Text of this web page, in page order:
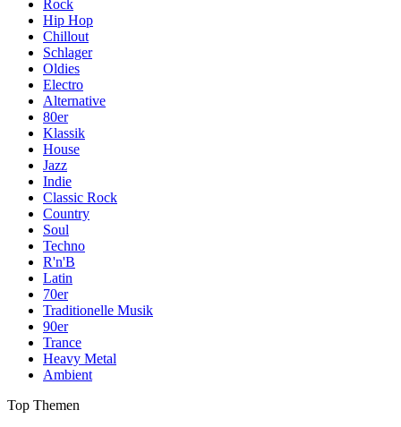
Rock
Hip Hop
Chillout
Schlager
Oldies
Electro
Alternative
80er
Klassik
House
Jazz
Indie
Classic Rock
Country
Soul
Techno
R'n'B
Latin
70er
Traditionelle Musik
90er
Trance
Heavy Metal
Ambient
Top Themen